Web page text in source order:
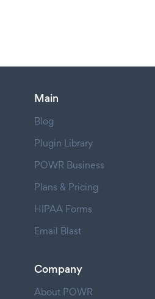
Main
Blog
Plugin Library
POWR Business
Plans & Pricing
HIPAA Forms
Email Blast
Company
About POWR